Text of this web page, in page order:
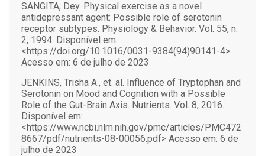
SANGITA, Dey. Physical exercise as a novel
antidepressant agent: Possible role of serotonin
receptor subtypes. Physiology & Behavior. Vol. 55, n.
2, 1994. Disponível em:
<https://doi.org/10.1016/0031-9384(94)90141-4>
Acesso em: 6 de julho de 2023
JENKINS, Trisha A., et. al. Influence of Tryptophan and
Serotonin on Mood and Cognition with a Possible
Role of the Gut-Brain Axis. Nutrients. Vol. 8, 2016.
Disponível em:
<https://www.ncbi.nlm.nih.gov/pmc/articles/PMC472
8667/pdf/nutrients-08-00056.pdf> Acesso em: 6 de
julho de 2023